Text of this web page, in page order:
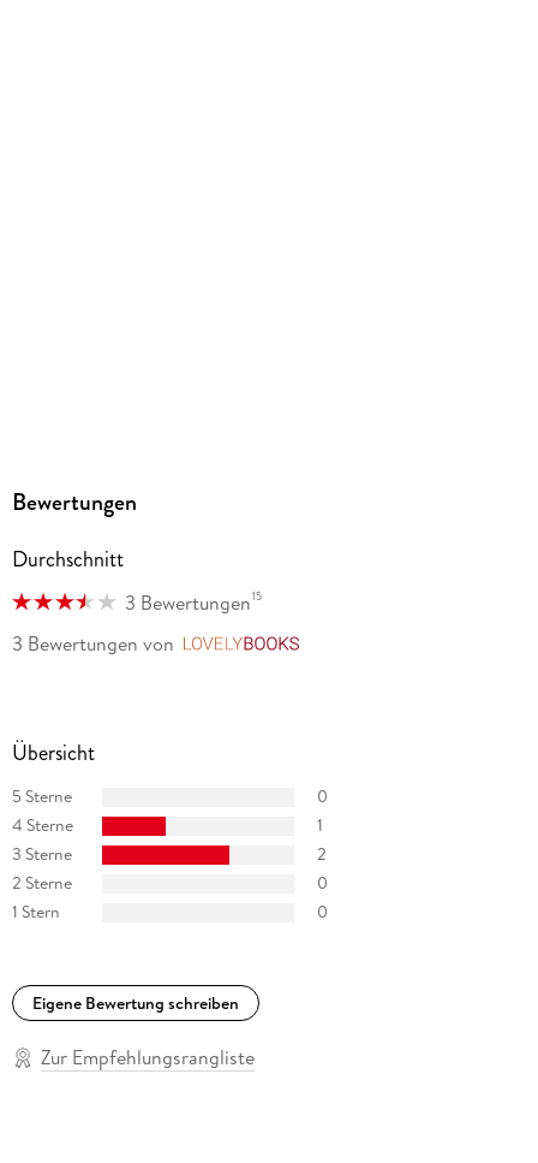
Bewertungen
Durchschnitt
3 Bewertungen15
3 Bewertungen von
Übersicht
5 Sterne
0
4 Sterne
1
3 Sterne
2
2 Sterne
0
1 Stern
0
Eigene Bewertung schreiben
Zur Empfehlungsrangliste